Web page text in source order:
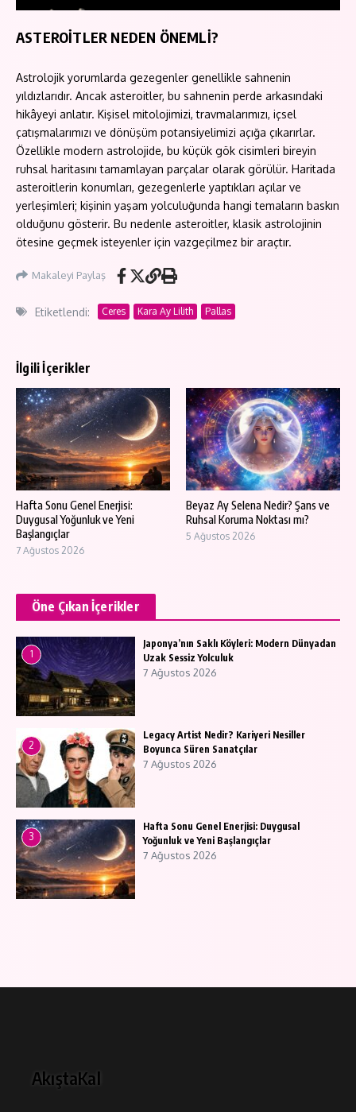
ASTEROİTLER NEDEN ÖNEMLİ?
Astrolojik yorumlarda gezegenler genellikle sahnenin
yıldızlarıdır. Ancak asteroitler, bu sahnenin perde arkasındaki
hikâyeyi anlatır. Kişisel mitolojimizi, travmalarımızı, içsel
çatışmalarımızı ve dönüşüm potansiyelimizi açığa çıkarırlar.
Özellikle modern astrolojide, bu küçük gök cisimleri bireyin
ruhsal haritasını tamamlayan parçalar olarak görülür. Haritada
asteroitlerin konumları, gezegenlerle yaptıkları açılar ve
yerleşimleri; kişinin yaşam yolculuğunda hangi temaların baskın
olduğunu gösterir. Bu nedenle asteroitler, klasik astrolojinin
ötesine geçmek isteyenler için vazgeçilmez bir araçtır.
Makaleyi Paylaş
Etiketlendi: Ceres Kara Ay Lilith Pallas
İlgili İçerikler
Hafta Sonu Genel Enerjisi:
Duygusal Yoğunluk ve Yeni
Başlangıçlar
7 Ağustos 2026
Beyaz Ay Selena Nedir? Şans ve
Ruhsal Koruma Noktası mı?
5 Ağustos 2026
Öne Çıkan İçerikler
1
Japonya’nın Saklı Köyleri: Modern Dünyadan
Uzak Sessiz Yolculuk
7 Ağustos 2026
2
Legacy Artist Nedir? Kariyeri Nesiller
Boyunca Süren Sanatçılar
7 Ağustos 2026
3
Hafta Sonu Genel Enerjisi: Duygusal
Yoğunluk ve Yeni Başlangıçlar
7 Ağustos 2026
AkıştaKal